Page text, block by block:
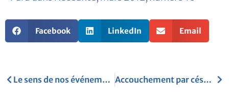
Facebook LinkedIn Email
Le sens de nos événements de vie
Accouchement par césarienne